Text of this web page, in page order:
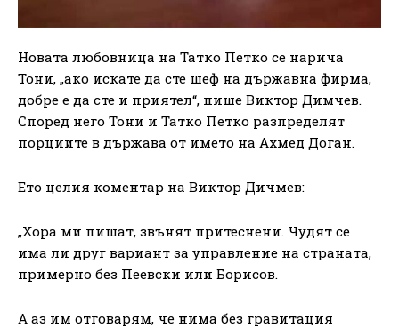
Новата любовница на Татко Петко се нарича
Тони, „ако искате да сте шеф на държавна фирма,
добре е да сте и приятел“, пише Виктор Димчев.
Според него Тони и Татко Петко разпределят
порциите в държава от името на Ахмед Доган.
Ето целия коментар на Виктор Дичмев:
„Хора ми пишат, звънят притеснени. Чудят се
има ли друг вариант за управление на страната,
примерно без Пеевски или Борисов.
А аз им отговарям, че нима без гравитация